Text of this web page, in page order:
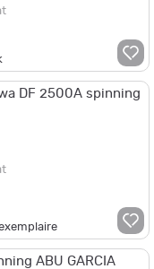
DF 2500A spinning
ABU GARCIA